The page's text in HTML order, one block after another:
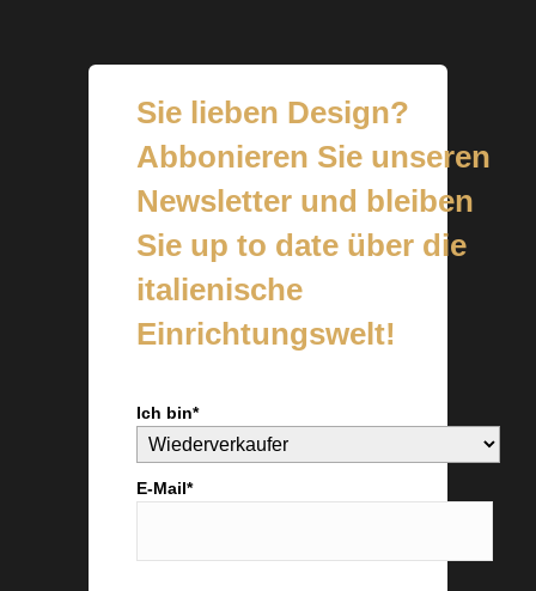
Sie lieben Design?
Abbonieren Sie unseren
Newsletter und bleiben
Sie up to date über die
italienische
Einrichtungswelt!
Ich bin*
E-Mail*